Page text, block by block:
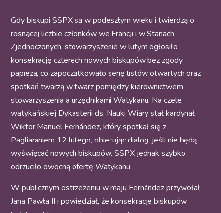
Gdy biskupi SSPX są w podeszłym wieku i twierdzą o
rosnącej liczbie członków we Francji i w Stanach
Zjednoczonych, stowarzyszenie w lutym ogłosiło
konsekrację czterech nowych biskupów bez zgody
papieża, co zapoczątkowało serię listów otwartych oraz
spotkań twarzą w twarz pomiędzy kierownictwem
stowarzyszenia a urzędnikami Watykanu. Na czele
watykańskiej Dykasterii ds. Nauki Wiary stał kardynał
Wiktor Manuel Fernández, który spotkał się z
Pagliaraniem 12 lutego, obiecując dialog, jeśli nie będą
wyświęcać nowych biskupów. SSPX jednak szybko
odrzuciło owocną ofertę Watykanu.
W publicznym ostrzeżeniu w maju Fernández przywołał
Jana Pawła II i powiedział, że konsekracje biskupów